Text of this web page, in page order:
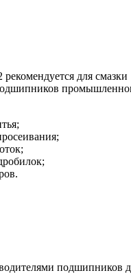
для смазки
подшипников